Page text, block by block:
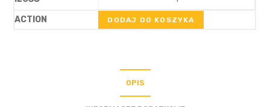
DODAJ DO KOSZYKA
OPIS